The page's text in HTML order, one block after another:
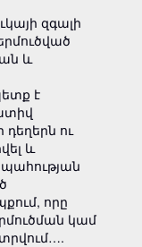
զգալի
և
է
ու
և
որը
կամ